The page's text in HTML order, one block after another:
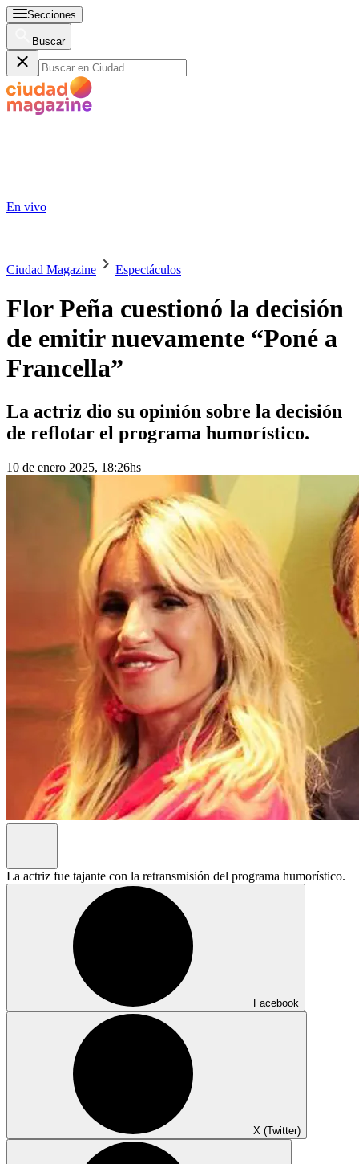
Secciones
Buscar
En vivo
Ciudad Magazine Espectáculos
Flor Peña cuestionó la decisión
de emitir nuevamente “Poné a
Francella”
La actriz dio su opinión sobre la decisión
de reflotar el programa humorístico.
10 de enero 2025, 18:26hs
La actriz fue tajante con la retransmisión del programa humorístico.
Facebook
X (Twitter)